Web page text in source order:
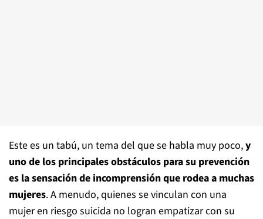
Este es un tabú, un tema del que se habla muy poco,y
uno de los principales obstáculos para su prevención
es la sensación de incomprensión que rodea a muchas
mujeres. A menudo, quienes se vinculan con una
mujer en riesgo suicida no logran empatizar con su